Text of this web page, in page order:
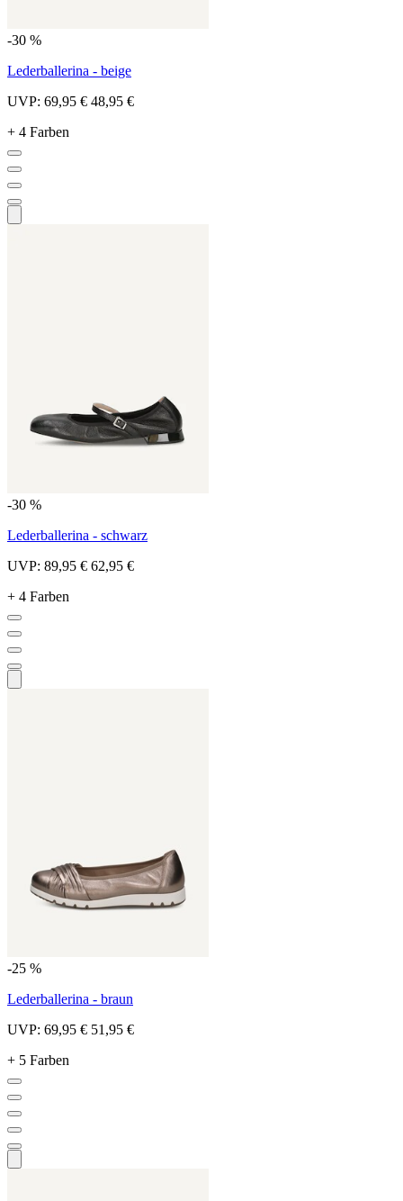
-30 %
Lederballerina - beige
UVP: 69,95 € 48,95 €
+ 4 Farben
-30 %
Lederballerina - schwarz
UVP: 89,95 € 62,95 €
+ 4 Farben
-25 %
Lederballerina - braun
UVP: 69,95 € 51,95 €
+ 5 Farben